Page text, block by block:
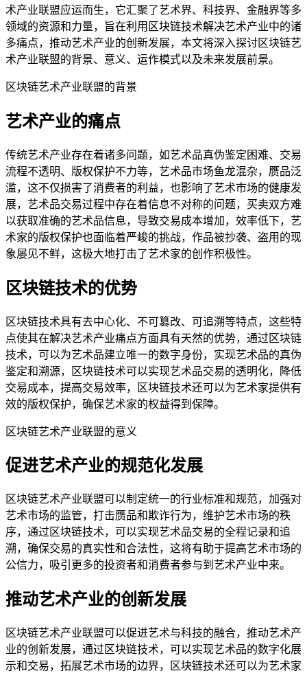
术产业联盟应运而生，它汇聚了艺术界、科技界、金融界等多
领域的资源和力量，旨在利用区块链技术解决艺术产业中的诸
多痛点，推动艺术产业的创新发展，本文将深入探讨区块链艺
术产业联盟的背景、意义、运作模式以及未来发展前景。
区块链艺术产业联盟的背景
艺术产业的痛点
传统艺术产业存在着诸多问题，如艺术品真伪鉴定困难、交易
流程不透明、版权保护不力等，艺术品市场鱼龙混杂，赝品泛
滥，这不仅损害了消费者的利益，也影响了艺术市场的健康发
展，艺术品交易过程中存在着信息不对称的问题，买卖双方难
以获取准确的艺术品信息，导致交易成本增加，效率低下，艺
术家的版权保护也面临着严峻的挑战，作品被抄袭、盗用的现
象屡见不鲜，这极大地打击了艺术家的创作积极性。
区块链技术的优势
区块链技术具有去中心化、不可篡改、可追溯等特点，这些特
点使其在解决艺术产业痛点方面具有天然的优势，通过区块链
技术，可以为艺术品建立唯一的数字身份，实现艺术品的真伪
鉴定和溯源，区块链技术可以实现艺术品交易的透明化，降低
交易成本，提高交易效率，区块链技术还可以为艺术家提供有
效的版权保护，确保艺术家的权益得到保障。
区块链艺术产业联盟的意义
促进艺术产业的规范化发展
区块链艺术产业联盟可以制定统一的行业标准和规范，加强对
艺术市场的监管，打击赝品和欺诈行为，维护艺术市场的秩
序，通过区块链技术，可以实现艺术品交易的全程记录和追
溯，确保交易的真实性和合法性，这将有助于提高艺术市场的
公信力，吸引更多的投资者和消费者参与到艺术产业中来。
推动艺术产业的创新发展
区块链艺术产业联盟可以促进艺术与科技的融合，推动艺术产
业的创新发展，通过区块链技术，可以实现艺术品的数字化展
示和交易，拓展艺术市场的边界，区块链技术还可以为艺术家